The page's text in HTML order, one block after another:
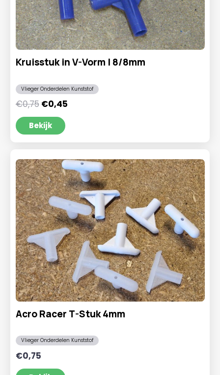
Kruisstuk in V-Vorm | 8/8mm
Vlieger Onderdelen Kunststof
€0,75 Oorspronkelijke
prijs
was:
€0,75.
€0,45Huidige
Bekijk
Acro Racer T-Stuk 4mm
Vlieger Onderdelen Kunststof
€0,75